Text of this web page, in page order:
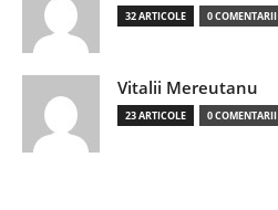
32 ARTICOLE 0 COMENTARII
Vitalii Mereutanu
23 ARTICOLE 0 COMENTARII